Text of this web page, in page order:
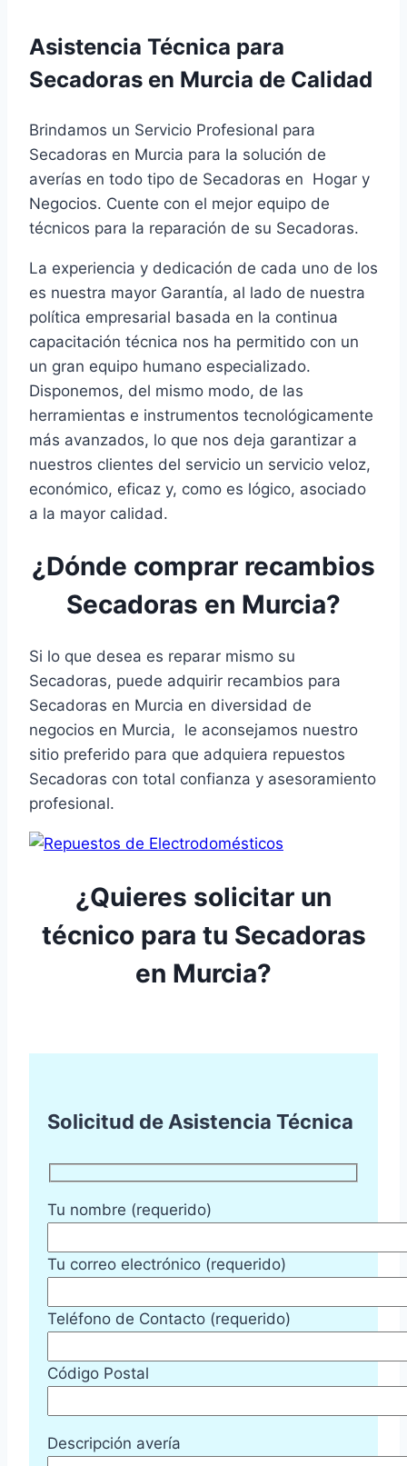
Asistencia Técnica para
Secadoras en Murcia de Calidad
Brindamos un Servicio Profesional para
Secadoras en Murcia para la solución de
averías en todo tipo de Secadoras en Hogar y
Negocios. Cuente con el mejor equipo de
técnicos para la reparación de su Secadoras.
La experiencia y dedicación de cada uno de los
es nuestra mayor Garantía, al lado de nuestra
política empresarial basada en la continua
capacitación técnica nos ha permitido con un
un gran equipo humano especializado.
Disponemos, del mismo modo, de las
herramientas e instrumentos tecnológicamente
más avanzados, lo que nos deja garantizar a
nuestros clientes del servicio un servicio veloz,
económico, eficaz y, como es lógico, asociado
a la mayor calidad.
¿Dónde comprar recambios
Secadoras en Murcia?
Si lo que desea es reparar mismo su
Secadoras, puede adquirir recambios para
Secadoras en Murcia en diversidad de
negocios en Murcia, le aconsejamos nuestro
sitio preferido para que adquiera repuestos
Secadoras con total confianza y asesoramiento
profesional.
¿Quieres solicitar un
técnico para tu Secadoras
en Murcia?
Solicitud de Asistencia Técnica
Tu nombre (requerido)
Tu correo electrónico (requerido)
Teléfono de Contacto (requerido)
Código Postal
Descripción avería